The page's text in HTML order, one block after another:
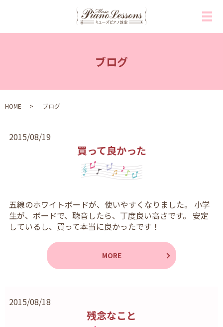
メ
ブログ
HOME ブログ
2015/08/19
買って良かった
五線のホワイトボードが、使いやすくなりました。 小学
生が、ボードで、聴音したら、丁度良い高さです。 安定
しているし、買って本当に良かったです！
MORE
2015/08/18
残念なこと